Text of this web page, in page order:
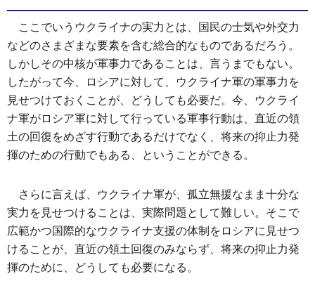
ここでいうウクライナの実力とは、国民の士気や外交力
などのさまざまな要素を含む総合的なものであるだろう。
しかしその中核が軍事力であることは、言うまでもない。
したがって今、ロシアに対して、ウクライナ軍の軍事力を
見せつけておくことが、どうしても必要だ。今、ウクライ
ナ軍がロシア軍に対して行っている軍事行動は、直近の領
土の回復をめざす行動であるだけでなく、将来の抑止力発
揮のための行動でもある、ということができる。
さらに言えば、ウクライナ軍が、孤立無援なまま十分な
実力を見せつけることは、実際問題として難しい。そこで
広範かつ国際的なウクライナ支援の体制をロシアに見せつ
けることが、直近の領土回復のみならず、将来の抑止力発
揮のために、どうしても必要になる。